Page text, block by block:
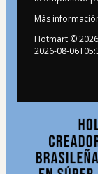
Más
Hotmart ©2026
2026-08-